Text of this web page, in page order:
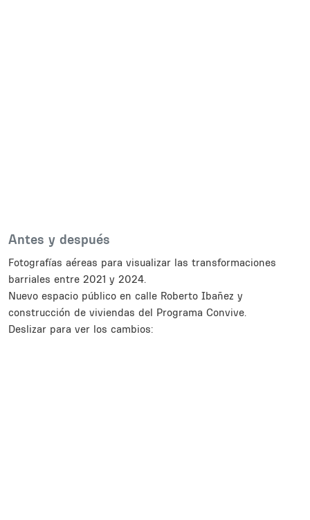
Antes y después
Fotografías aéreas para visualizar las transformaciones
barriales entre 2021 y 2024.
Nuevo espacio público en calle Roberto Ibañez y
construcción de viviendas del Programa Convive.
Deslizar para ver los cambios: